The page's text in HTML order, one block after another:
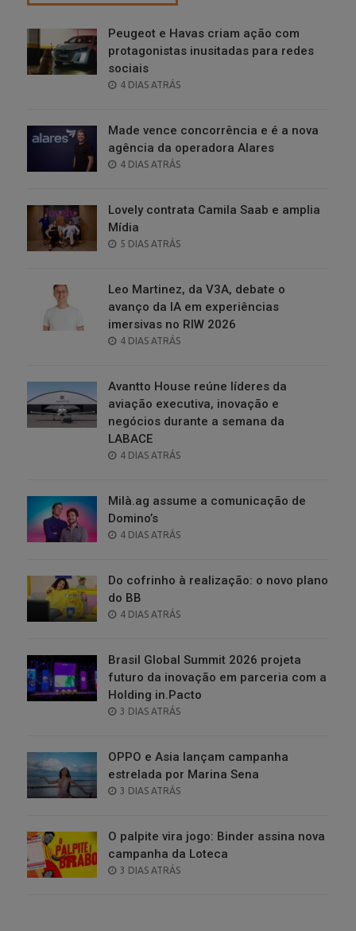
Peugeot e Havas criam ação com
protagonistas inusitadas para redes
sociais
POSTED
4 DIAS ATRÁS
Made vence concorrência e é a nova
agência da operadora Alares
POSTED
4 DIAS ATRÁS
Lovely contrata Camila Saab e amplia
Mídia
POSTED
5 DIAS ATRÁS
Leo Martinez, da V3A, debate o
avanço da IA em experiências
imersivas no RIW 2026
POSTED
4 DIAS ATRÁS
Avantto House reúne líderes da
aviação executiva, inovação e
negócios durante a semana da
LABACE
POSTED
4 DIAS ATRÁS
Milà.ag assume a comunicação de
Domino’s
POSTED
4 DIAS ATRÁS
Do cofrinho à realização: o novo plano
do BB
POSTED
4 DIAS ATRÁS
Brasil Global Summit 2026 projeta
futuro da inovação em parceria com a
Holding in.Pacto
POSTED
3 DIAS ATRÁS
OPPO e Asia lançam campanha
estrelada por Marina Sena
POSTED
3 DIAS ATRÁS
O palpite vira jogo: Binder assina nova
campanha da Loteca
POSTED
3 DIAS ATRÁS